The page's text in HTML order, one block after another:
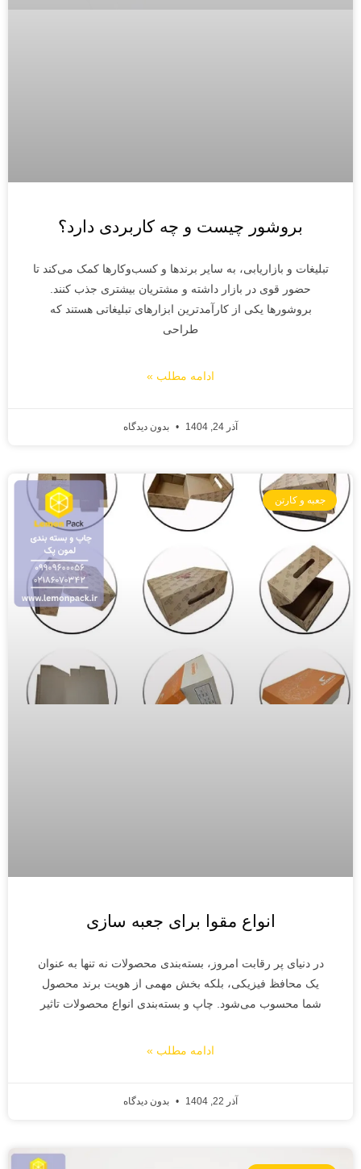
بروشور چیست و چه کاربردی دارد؟
تبلیغات و بازاریابی، به سایر برندها و کسب‌وکارها کمک می‌کند تا
حضور قوی در بازار داشته و مشتریان بیشتری جذب کنند.
بروشورها یکی از کارآمدترین ابزارهای تبلیغاتی هستند که
طراحی
ادامه مطلب »
آذر 24, 1404 بدون دیدگاه
جعبه و کارتن
انواع مقوا برای جعبه سازی
در دنیای پر رقابت امروز، بسته‌بندی محصولات نه تنها به عنوان
یک محافظ فیزیکی، بلکه بخش مهمی از هویت برند محصول
شما محسوب می‌شود. چاپ و بسته‌بندی انواع محصولات تاثیر
ادامه مطلب »
آذر 22, 1404 بدون دیدگاه